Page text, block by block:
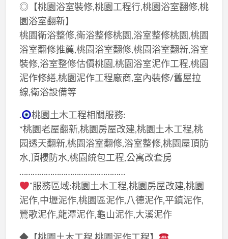
◎【桃園浴室裝修,桃園工程行,桃園浴室翻修,桃
園浴室翻新】
桃園衛浴整修,衛浴整修桃園,浴室整修桃園,桃園
浴室翻修推薦,桃園浴室翻修,桃園浴室翻新,浴室
裝修,浴室整修估價桃園,桃園浴室泥作工程,桃園
泥作修繕,桃園泥作工程廠商,室內裝修/舊屋拉
線,衛浴設備等
.
桃園土木工程相關服務:
*桃園老屋翻新,桃園房屋改建,桃園土木工程,桃
园透天翻新,桃園浴室翻修,浴室整修,桃園屋頂防
水,頂樓防水,桃園統包工程,公寓改套房
…………………………………………
˚服務區域:桃園土木工程,桃園房屋改建,桃園
泥作,中壢泥作,桃園區泥作,八德泥作,平鎮泥作,
鶯歌泥作,龍潭泥作,龜山泥作,大溪泥作